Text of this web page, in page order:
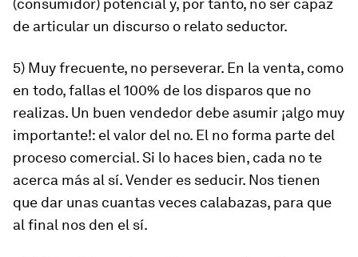
(consumidor) potencial y, por tanto, no ser capaz
de articular un discurso o relato seductor.
5) Muy frecuente, no perseverar. En la venta, como
en todo, fallas el 100% de los disparos que no
realizas. Un buen vendedor debe asumir ¡algo muy
importante!: el valor del no. El no forma parte del
proceso comercial. Si lo haces bien, cada no te
acerca más al sí. Vender es seducir. Nos tienen
que dar unas cuantas veces calabazas, para que
al final nos den el sí.